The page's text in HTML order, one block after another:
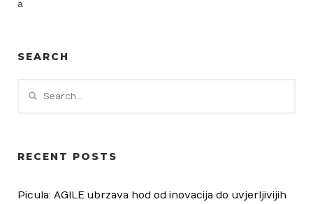
a
SEARCH
RECENT POSTS
Picula: AGILE ubrzava hod od inovacija do uvjerljivijih